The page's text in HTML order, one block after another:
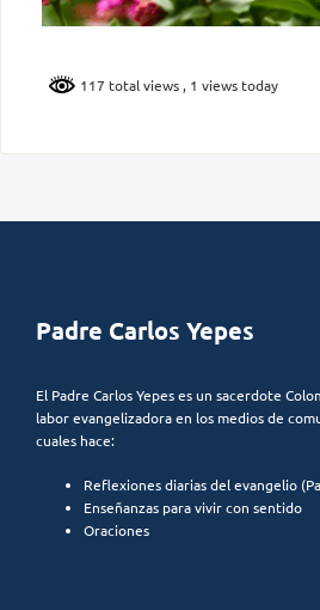
117 total views , 1 views today
Padre Carlos Yepes
El Padre Carlos Yepes es un sacerdote
labor evangelizadora en los medios de
cuales hace:
Reflexiones diarias del evangelio
Enseñanzas para vivir con sentido
Oraciones